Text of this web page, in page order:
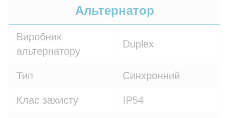
Альтернатор
Виробник
альтернатору
Duplex
Тип Синхронний
Клас захисту IP54